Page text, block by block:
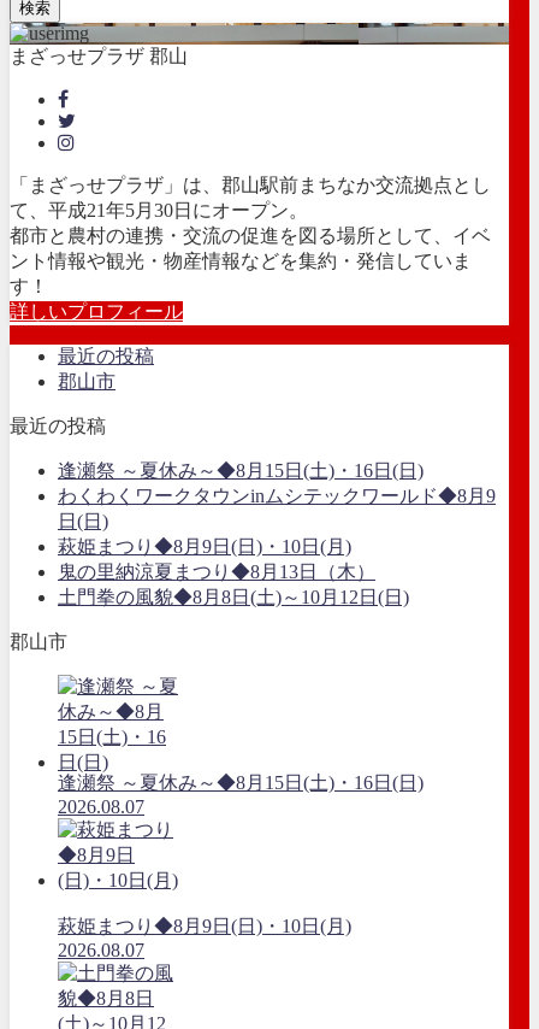
検索
まざっせプラザ 郡山
「まざっせプラザ」は、郡山駅前まちなか交流拠点とし
て、平成21年5月30日にオープン。
都市と農村の連携・交流の促進を図る場所として、イベ
ント情報や観光・物産情報などを集約・発信していま
す！
詳しいプロフィール
最近の投稿
郡山市
最近の投稿
逢瀬祭 ～夏休み～◆8月15日(土)・16日(日)
わくわくワークタウンinムシテックワールド◆8月9
日(日)
萩姫まつり◆8月9日(日)・10日(月)
鬼の里納涼夏まつり◆8月13日（木）
土門拳の風貌◆8月8日(土)～10月12日(日)
郡山市
逢瀬祭 ～夏休み～◆8月15日(土)・16日(日)
2026.08.07
萩姫まつり◆8月9日(日)・10日(月)
2026.08.07